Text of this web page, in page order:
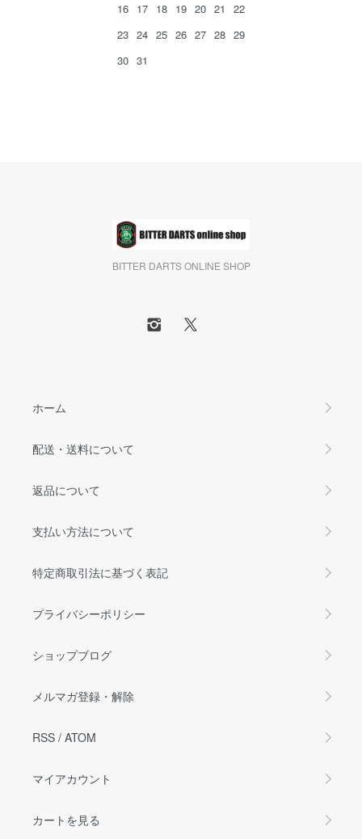
16 17 18 19 20 21
22
23 24 25 26 27 28 29
30 31
BITTER DARTS ONLINE SHOP
ホーム
配送・送料について
返品について
支払い方法について
特定商取引法に基づく表記
プライバシーポリシー
ショップブログ
メルマガ登録・解除
RSS / ATOM
マイアカウント
カートを見る